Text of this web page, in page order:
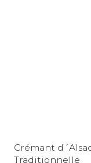
Crémant
Traditionnelle